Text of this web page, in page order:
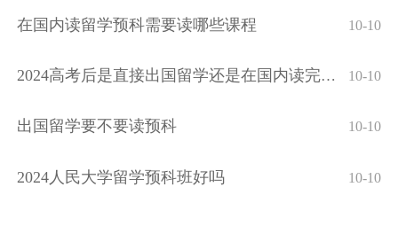
10-10
在国内读留学预科需要读哪些课程
10-10
2024高考后是直接出国留学还是在国内读完留学预科
10-10
出国留学要不要读预科
10-10
2024人民大学留学预科班好吗